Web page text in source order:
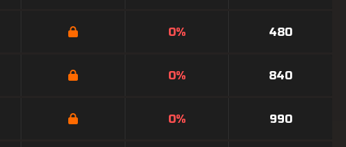
0% 480
0% 840
0% 990